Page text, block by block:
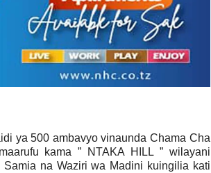
ya 500 ambavyo vinaunda Chama Cha
kama ” NTAKA HILL ” wilayani
na Waziri wa Madini kuingilia kati